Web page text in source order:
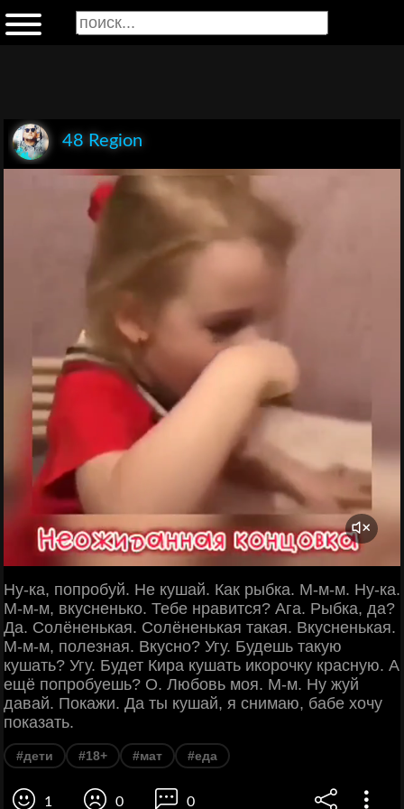
48 Region
Ну-ка, попробуй. Не кушай. Как рыбка. М-м-м. Ну-ка.
М-м-м, вкусненько. Тебе нравится? Ага. Рыбка, да?
Да. Солёненькая. Солёненькая такая. Вкусненькая.
М-м-м, полезная. Вкусно? Угу. Будешь такую
кушать? Угу. Будет Кира кушать икорочку красную. А
ещё попробуешь? О. Любовь моя. М-м. Ну жуй
давай. Покажи. Да ты кушай, я снимаю, бабе хочу
показать.
#дети #18+ #мат #еда
1 0 0